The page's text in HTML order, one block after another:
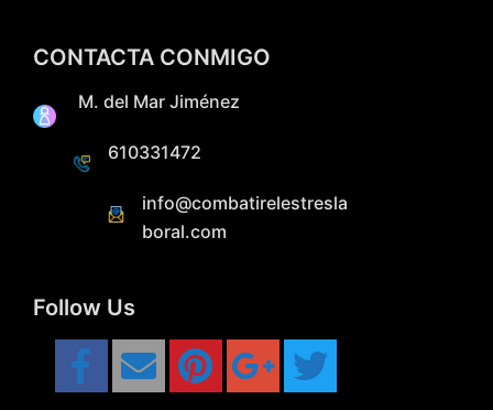
CONTACTA CONMIGO
M. del Mar Jiménez
610331472
info@combatirelestresla
boral.com
Follow Us